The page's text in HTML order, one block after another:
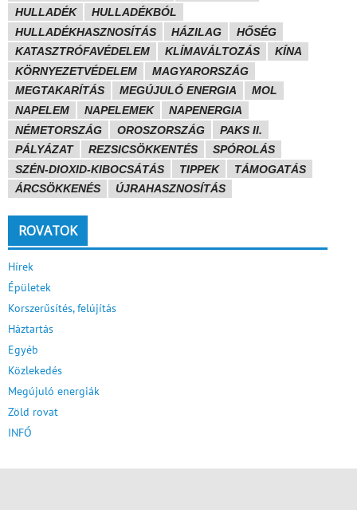
HULLADÉK
HULLADÉKBÓL
HULLADÉKHASZNOSÍTÁS
HÁZILAG
HŐSÉG
KATASZTRÓFAVÉDELEM
KLÍMAVÁLTOZÁS
KÍNA
KÖRNYEZETVÉDELEM
MAGYARORSZÁG
MEGTAKARÍTÁS
MEGÚJULÓ ENERGIA
MOL
NAPELEM
NAPELEMEK
NAPENERGIA
NÉMETORSZÁG
OROSZORSZÁG
PAKS II.
PÁLYÁZAT
REZSICSÖKKENTÉS
SPÓROLÁS
SZÉN-DIOXID-KIBOCSÁTÁS
TIPPEK
TÁMOGATÁS
ÁRCSÖKKENÉS
ÚJRAHASZNOSÍTÁS
ROVATOK
Hírek
Épületek
Korszerűsítés, felújítás
Háztartás
Egyéb
Közlekedés
Megújuló energiák
Zöld rovat
INFÓ